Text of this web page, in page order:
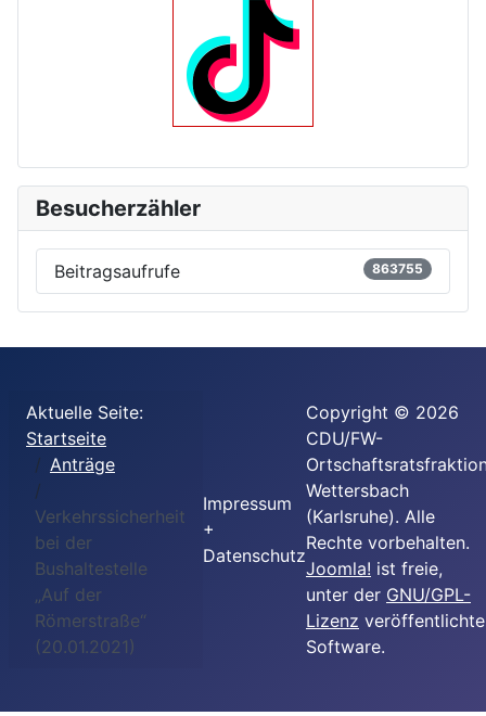
Besucherzähler
Beitragsaufrufe 863755
Aktuelle Seite:
Startseite
Anträge
Verkehrssicherheit
bei der
Bushaltestelle
„Auf der
Römerstraße“
(20.01.2021)
Impressum
+
Datenschutz
Copyright © 2026
CDU/FW-
Wettersbach
(Karlsruhe). Alle
Rechte vorbehalten.
Joomla! ist freie,
unter der GNU/GPL-
Lizenz veröffentlichte
Software.